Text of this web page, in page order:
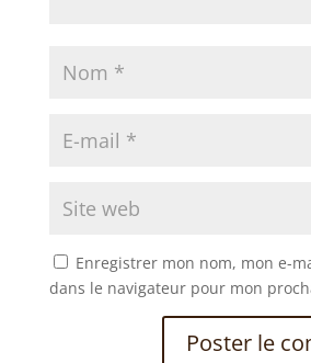
Enregistrer mon nom, mon e-
dans le navigateur pour mon